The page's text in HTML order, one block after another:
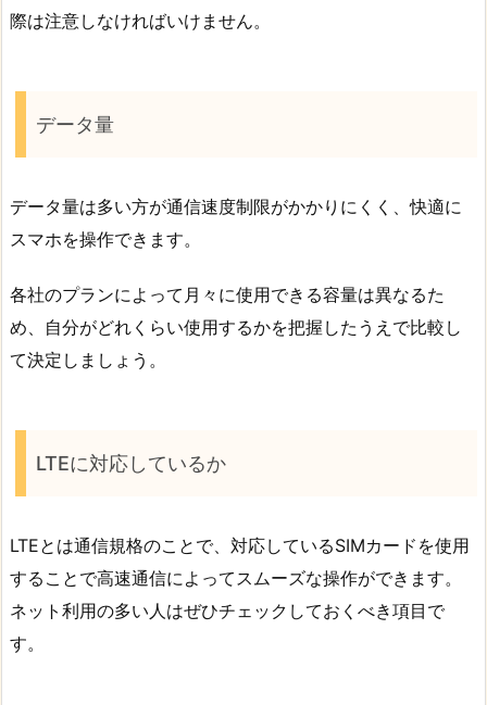
際は注意しなければいけません。
データ量
データ量は多い方が通信速度制限がかかりにくく、快適に
スマホを操作できます。
各社のプランによって月々に使用できる容量は異なるた
め、自分がどれくらい使用するかを把握したうえで比較し
て決定しましょう。
LTEに対応しているか
LTEとは通信規格のことで、対応しているSIMカードを使用
することで高速通信によってスムーズな操作ができます。
ネット利用の多い人はぜひチェックしておくべき項目で
す。